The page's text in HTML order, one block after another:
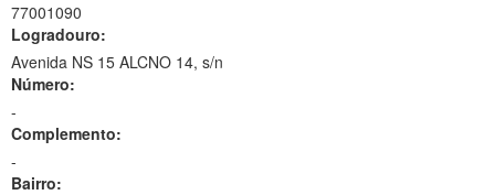
77001090
Logradouro:
Avenida NS 15 ALCNO 14, s/n
Número:
-
Complemento:
-
Bairro: